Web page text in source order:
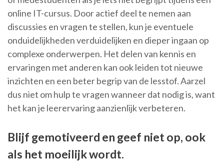
online IT-cursus. Door actief deel te nemen aan
discussies en vragen te stellen, kun je eventuele
onduidelijkheden verduidelijken en dieper ingaan op
complexe onderwerpen. Het delen van kennis en
ervaringen met anderen kan ook leiden tot nieuwe
inzichten en een beter begrip van de lesstof. Aarzel
dus niet om hulp te vragen wanneer dat nodig is, want
het kan je leerervaring aanzienlijk verbeteren.
Blijf gemotiveerd en geef niet op, ook
als het moeilijk wordt.